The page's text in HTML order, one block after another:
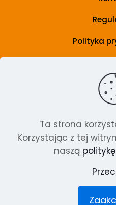
Polityka
Grupa
Szkolenia
O
© 2024
Ta strona
Korzystając z tej
naszą